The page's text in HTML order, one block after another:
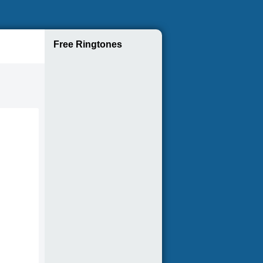
Free Ringtones